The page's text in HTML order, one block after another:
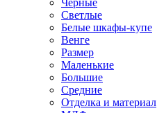
Черные
Светлые
Белые шкафы-купе
Венге
Размер
Маленькие
Большие
Средние
Отделка и материал